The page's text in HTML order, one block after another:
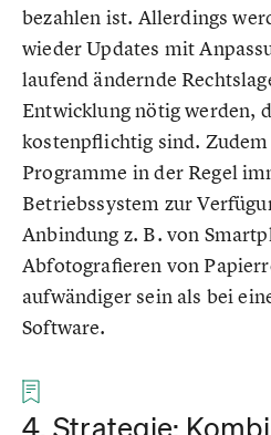
bezahlen ist. Allerdings
wieder Updates mit
laufend ändernde
Entwicklung nötig werden,
kostenpflichtig sind. Zudem
Programme in der Regel
Betriebssystem zur
Anbindung z. B. von
Abfotografieren von
aufwändiger sein als bei
Software.
4. Strategie: